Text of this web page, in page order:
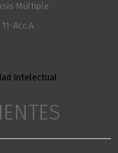
Múltiple
Acc.A
Intelectual